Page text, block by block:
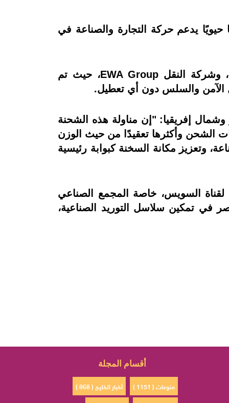
حيويًا يدعم حركة التجارة والصناعة في
وقد جرى تنفيذ العملية بالتعاون مع وكيل السفينة (Dominion Shipping Agencies مصر)، وشركة النقل EWA Group، حيث تم
الآمن والسلس دون أي تعطيل.
إفريقيا: "إن مناولة هذه الشحنة
الشحن وأكثرها تعقيدًا من حيث الوزن
وتعزيز مكانة السخنة كبوابة رئيسية
لقناة السويس، خاصة المجمع الصناعي
في تمكين سلاسل التوريد الصناعية،
أقسام المجلة
أخبار الخليج ( 868 )
منوعات ( 1151 )